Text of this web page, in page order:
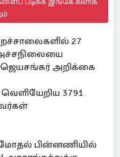
27
ஜெயசங்கர் அறிக்கை
3791
பின்னணியில்